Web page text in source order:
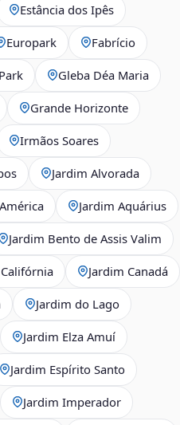
Estância dos Ipês
Europark Fabrício
Gleba Déa Maria
Grande Horizonte
Irmãos Soares
Jardim Alvorada
Jardim Aquárius
Jardim Bento de Assis Valim
Jardim Canadá
Jardim do Lago
Jardim Elza Amuí
Jardim Espírito Santo
Jardim Imperador